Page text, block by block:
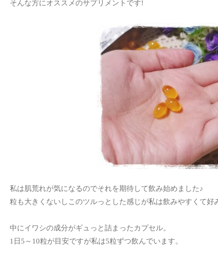
そんな方にオススメのサプリメントです!
私は肌荒れが気になるのでそれを期待して飲み始めました♪
粒も大きくないしこのツルっとした感じが私は飲みやすくて好
中にイワシの成分がギュっと詰まったカプセル。
1日5～10粒が目安ですが私は5粒ずつ飲んでいます。